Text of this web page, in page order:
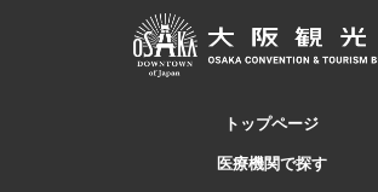
トップページ
医療機関で探す